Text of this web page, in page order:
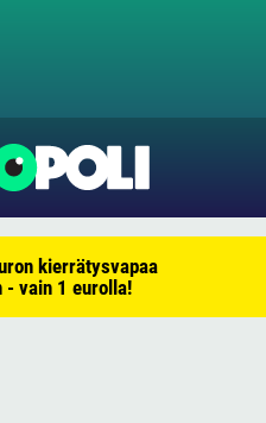
kierrätysvapaa
- vain 1 eurolla!